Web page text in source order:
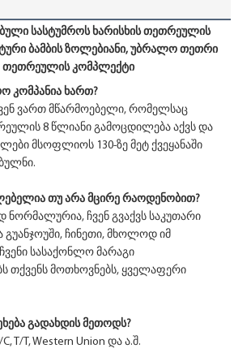
სასტუმროს ხარისხის თეთრეულის
ბამბის ზოლებიანი, უბრალო თეთრი
თეთრეულის კომპლექტი
კომპანია ხართ?
8 წლიანი გამოცდილება აქვს და
მსოფლიოს 130-ზე მეტ ქვეყანაში
თუ არა მცირე რაოდენობით?
გუანჯოუში, ჩინეთი, მხოლოდ იმ
სასაქონლო მარაგი
თქვენს მოთხოვნებს, ყველაფერი
გადახდის მეთოდს?
T/T, Western Union და ა.შ.